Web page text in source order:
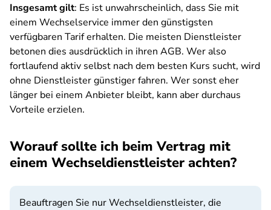
Insgesamt gilt: Es ist unwahrscheinlich, dass Sie mit
einem Wechselservice immer den günstigsten
verfügbaren Tarif erhalten. Die meisten Dienstleister
betonen dies ausdrücklich in ihren AGB. Wer also
fortlaufend aktiv selbst nach dem besten Kurs sucht, wird
ohne Dienstleister günstiger fahren. Wer sonst eher
länger bei einem Anbieter bleibt, kann aber durchaus
Vorteile erzielen.
Worauf sollte ich beim Vertrag mit
einem Wechseldienstleister achten?
Beauftragen Sie nur Wechseldienstleister, die